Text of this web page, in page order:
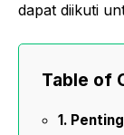
dapat diikuti
Table of